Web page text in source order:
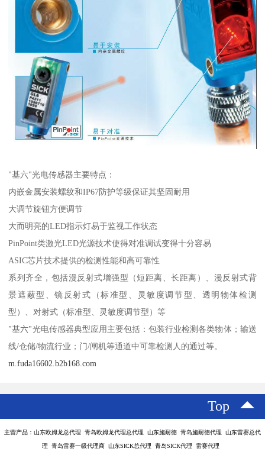
"基六"光电传感器主要特点：
内嵌金属安装螺纹和IP67防护等级保证其坚固耐用
大调节旋钮方便调节
大而明亮的LED指示灯易于监视工作状态
PinPoint类激光LED光源技术使得对准调试变得十分容易
ASIC芯片技术提供的检测性能和高可靠性
系列齐全，包括漫反射式增强型（短距离、长距离）、漫反射式背
景遮蔽型、镜反射式（标准型、灵敏度调节型、透明物体检测
型）、对射式（标准型、灵敏度调节型）等
"基六"光电传感器典型应用主要包括：包装行业检测各类物体；输送
线/仓储/物流行业；门/闸机等通道中可靠检测人的通过等。
m.fuda16602.b2b168.com
Top
主营产品：山东欧姆龙总代理 青岛欧姆龙代理总代理 山东施耐德 青岛施耐德代理 山东雷赛总代
理 青岛雷赛一级代理商 山东SICK总代理 青岛SICK代理 雷赛代理